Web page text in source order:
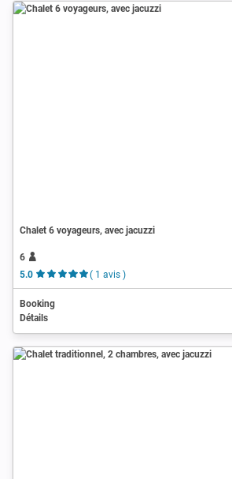
Chalet 6 voyageurs, avec jacuzzi
6
5.0
( 1 avis )
Booking
Détails